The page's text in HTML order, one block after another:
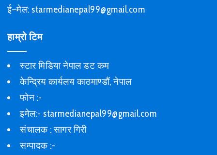
ई–मेल: starmedianepal99@gmail.com
हाम्रो टिम
स्टार मिडिया नेपाल डट कम
केन्द्रिय कार्यलय काठमाण्डौं, नेपाल
फोन :-
इमेल:- starmedianepal99@gmail.com
संचालक : सागर गिरी
सम्पादक :-